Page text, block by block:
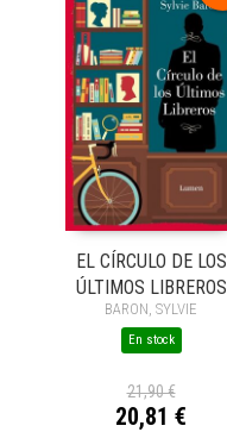
EL CÍRCULO DE LOS
ÚLTIMOS LIBREROS
BARON, SYLVIE
En stock
21,90 €
20,81 €